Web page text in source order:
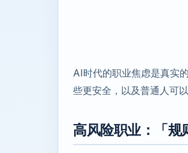
AI时代的职业焦虑是真实
些更安全，以及普通人可
高风险职业：「